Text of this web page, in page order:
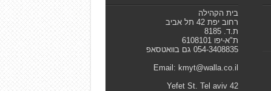
בית הקהילה
רחוב יפת 42 תל אביב
ת.ד. 8185
ת"א-יפו 6108101
054-3408835 גם בוואטסאפ
Email: kmyt@walla.co.il
42 Yefet St. Tel aviv